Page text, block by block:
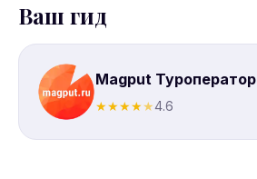
Ваш гид
Magput Туроператор
★★★★★4.6